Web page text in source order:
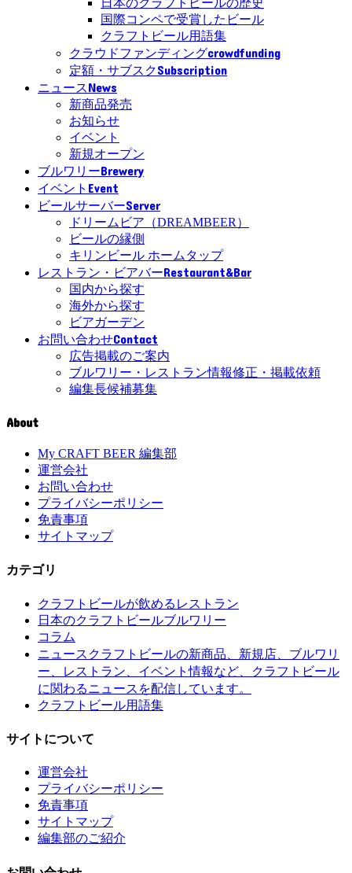
国際コンペで受賞したビール
クラフトビール用語集
クラウドファンディングcrowdfunding
定額・サブスクSubscription
ニュースNews
新商品発売
お知らせ
イベント
新規オープン
ブルワリーBrewery
イベント Event
ビールサーバーServer
ドリームビア（DREAMBEER）
ビールの縁側
キリンビール ホームタップ
レストラン・ビアバーRestaurant&Bar
国内から探す
海外から探す
ビアガーデン
お問い合わせContact
広告掲載のご案内
ブルワリー・レストラン情報修正・掲載依頼
編集長候補募集
About
My CRAFT BEER 編集部
運営会社
お問い合わせ
プライバシーポリシー
免責事項
サイトマップ
カテゴリ
クラフトビールが飲めるレストラン
日本のクラフトビールブルワリー
コラム
ニュース クラフトビールの新商品、新規店、ブルワリ
ー、レストラン、イベント情報など、クラフトビール
に関わるニュースを配信しています。
クラフトビール用語集
サイトについて
運営会社
プライバシーポリシー
免責事項
サイトマップ
編集部のご紹介